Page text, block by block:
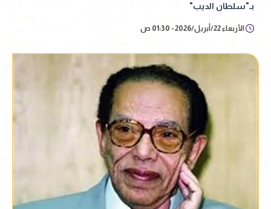
بـ"سلطان الديب"
الأربعاء 22/أبريل/2026 - 01:30 ص